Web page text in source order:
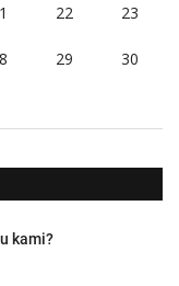
22 23
29 30
kami?